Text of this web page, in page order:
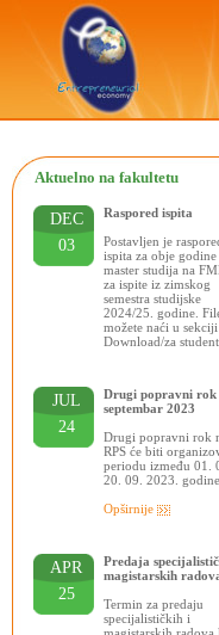
Aktuelno na fakultetu
DEC
03
Raspored ispita
Postavljen je
ispita za obje godine
master studija na
za ispite iz zimskog
semestra studijske
2024/25. godine.
možete naći u sekciji
Download/za
JUL
24
Drugi popravni rok
septembar 2023
Drugi popravni rok
RPS će biti
periodu između 01.
20. 09. 2023. godine.
Opširnije
APR
25
Predaja
magistarskih
Termin za predaju
specijalističkih i